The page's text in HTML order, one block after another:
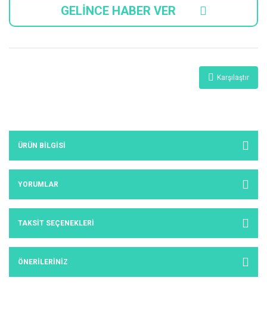
GELİNCE HABER VER
Karşılaştır
ÜRÜN BILGISI
YORUMLAR
TAKSIT SEÇENEKLERI
ÖNERILERINIZ